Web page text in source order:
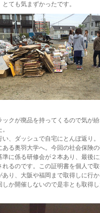
ても気まずかったです。
ックが廃品を持ってくるので気が
、ダッシュで自宅にとんぼ返り
る奥羽大学へ。今回の社会保険
に係る研修会が２本あり、最後
るのです。この証明書を個人で取
り、大阪や福岡まで取得しに行
しか開催しないので是非とも取得